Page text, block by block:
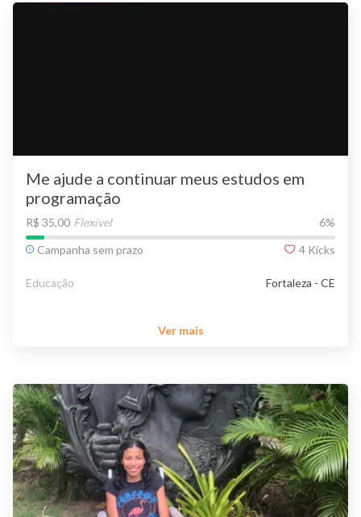
Me ajude a continuar meus estudos em
programação
R$ 35,00 Flexível 6%
Campanha sem prazo
4 Kicks
Educação Fortaleza - CE
Ver mais